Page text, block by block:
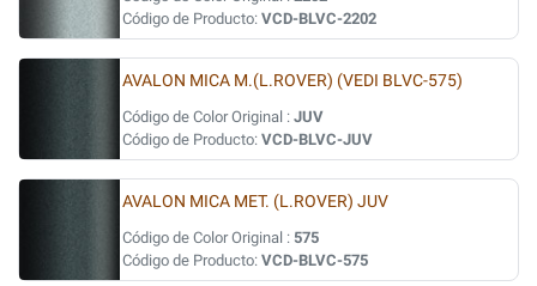
Código de Producto: VCD-BLVC-2202
AVALON MICA M.(L.ROVER) (VEDI BLVC-575)
Código de Color Original : JUV
Código de Producto: VCD-BLVC-JUV
AVALON MICA MET. (L.ROVER) JUV
Código de Color Original : 575
Código de Producto: VCD-BLVC-575